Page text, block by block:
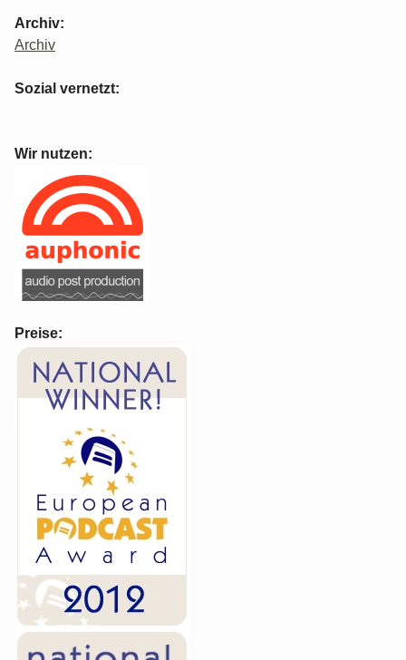
Archiv:
Archiv
Sozial vernetzt:
Wir nutzen:
Preise: